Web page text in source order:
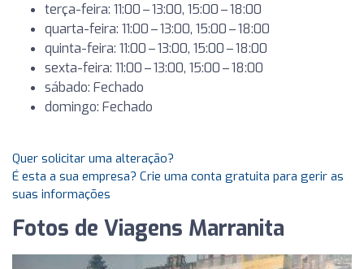
terça-feira: 11:00 – 13:00, 15:00 – 18:00
quarta-feira: 11:00 – 13:00, 15:00 – 18:00
quinta-feira: 11:00 – 13:00, 15:00 – 18:00
sexta-feira: 11:00 – 13:00, 15:00 – 18:00
sábado: Fechado
domingo: Fechado
Quer solicitar uma alteração?
É esta a sua empresa? Crie uma conta gratuita para gerir as
suas informações
Fotos de Viagens Marranita